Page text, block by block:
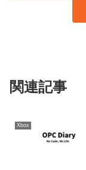
関連記事
Xbox